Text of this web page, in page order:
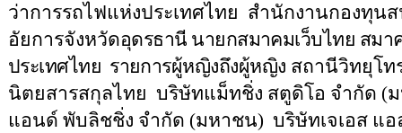
ว่าการรถไฟแห่งประเทศไทย สำนักงานกองทุน
อัยการจังหวัดอุดรธานี นายกสมาคมเว็บไทย สมา
ประเทศไทย รายการผู้หญิงถึงผู้หญิง สถานีวิทยุโ
นิตยสารสกุลไทย บริษัทแม็ทชิ่ง สตูดิโอ จำกัด (
แอนด์ พับลิชชิ่ง จำกัด (มหาชน) บริษัทเจเอส แ